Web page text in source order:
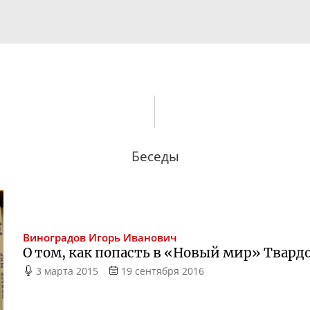
Беседы
Виноградов Игорь Иванович
О том, как попасть в «Новый мир»
3 марта 2015 19 сентября 2016